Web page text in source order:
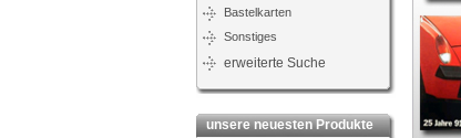
Bastelkarten
Sonstiges
erweiterte Suche
unsere neuesten Produkte